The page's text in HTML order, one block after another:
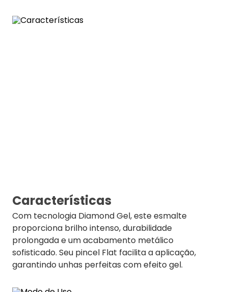
Características
Com tecnologia Diamond Gel, este esmalte
proporciona brilho intenso, durabilidade
prolongada e um acabamento metálico
sofisticado. Seu pincel Flat facilita a aplicação,
garantindo unhas perfeitas com efeito gel.